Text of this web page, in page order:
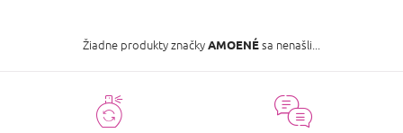
Žiadne produkty značkyAMOENÉsa nenašli...